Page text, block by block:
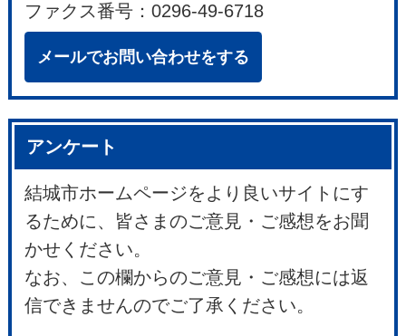
ファクス番号：0296-49-6718
メールでお問い合わせをする
アンケート
結城市ホームページをより良いサイトにす
るために、皆さまのご意見・ご感想をお聞
かせください。
なお、この欄からのご意見・ご感想には返
信できませんのでご了承ください。